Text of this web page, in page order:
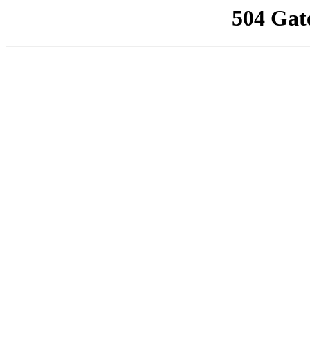
504